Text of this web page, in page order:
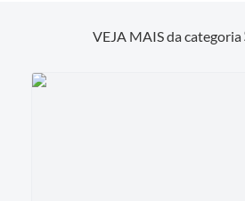
VEJA MAIS da categoria